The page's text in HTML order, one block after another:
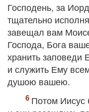
Господень, за
тщательно
завещал вам
Господа, Бога
хранить заповеди
и служить Ему
душою вашею.
Потом Иисус